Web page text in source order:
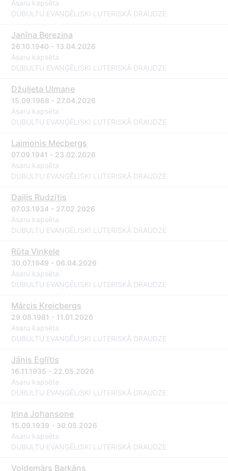
Asaru kapsēta
DUBULTU EVAŅĢĒLISKI LUTERISKĀ DRAUDZE
Janīna Berezina
26.10.1940 - 13.04.2026
Asaru kapsēta
DUBULTU EVAŅĢĒLISKI LUTERISKĀ DRAUDZE
Džuljeta Ulmane
15.09.1968 - 27.04.2026
Asaru kapsēta
DUBULTU EVAŅĢĒLISKI LUTERISKĀ DRAUDZE
Laimonis Mecbergs
07.09.1941 - 23.02.2026
Asaru kapsēta
DUBULTU EVAŅĢĒLISKI LUTERISKĀ DRAUDZE
Dailis Rudzītis
07.03.1934 - 27.02.2026
Asaru kapsēta
DUBULTU EVAŅĢĒLISKI LUTERISKĀ DRAUDZE
Rūta Vinķele
30.07.1949 - 06.04.2026
Asaru kapsēta
DUBULTU EVAŅĢĒLISKI LUTERISKĀ DRAUDZE
Mārcis Kreicbergs
29.08.1981 - 11.01.2026
Asaru kapsēta
DUBULTU EVAŅĢĒLISKI LUTERISKĀ DRAUDZE
Jānis Eglītis
16.11.1935 - 22.05.2026
Asaru kapsēta
DUBULTU EVAŅĢĒLISKI LUTERISKĀ DRAUDZE
Irina Johansone
15.09.1939 - 30.05.2026
Asaru kapsēta
DUBULTU EVAŅĢĒLISKI LUTERISKĀ DRAUDZE
Voldemārs Barkāns